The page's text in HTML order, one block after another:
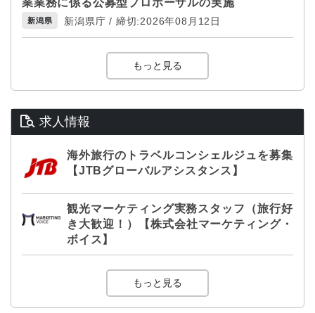
新潟県 新潟県庁 / 締切:2026年08月12日
もっと見る
求人情報
海外旅行のトラベルコンシェルジュを募集
【JTBグローバルアシスタンス】
観光マーケティング実務スタッフ（旅行好
き大歓迎！）【株式会社マーケティング・
ボイス】
もっと見る